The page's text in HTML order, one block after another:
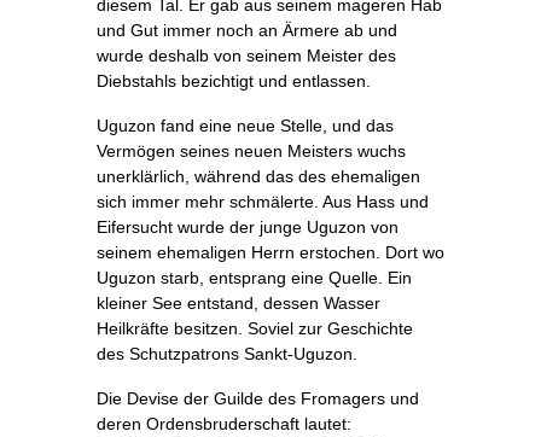
diesem Tal. Er gab aus seinem mageren Hab
und Gut immer noch an Ärmere ab und
wurde deshalb von seinem Meister des
Diebstahls bezichtigt und entlassen.
Uguzon fand eine neue Stelle, und das
Vermögen seines neuen Meisters wuchs
unerklärlich, während das des ehemaligen
sich immer mehr schmälerte. Aus Hass und
Eifersucht wurde der junge Uguzon von
seinem ehemaligen Herrn erstochen. Dort wo
Uguzon starb, entsprang eine Quelle. Ein
kleiner See entstand, dessen Wasser
Heilkräfte besitzen. Soviel zur Geschichte
des Schutzpatrons Sankt-Uguzon.
Die Devise der Guilde des Fromagers und
deren Ordensbruderschaft lautet: